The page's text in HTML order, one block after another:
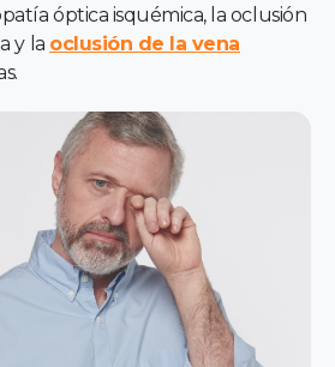
óptica isquémica, la oclusión
y la oclusión de la vena